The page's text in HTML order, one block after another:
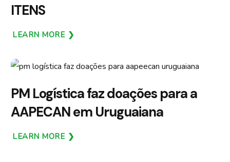
ITENS
LEARN MORE
PM Logística faz doações para a
AAPECAN em Uruguaiana
LEARN MORE